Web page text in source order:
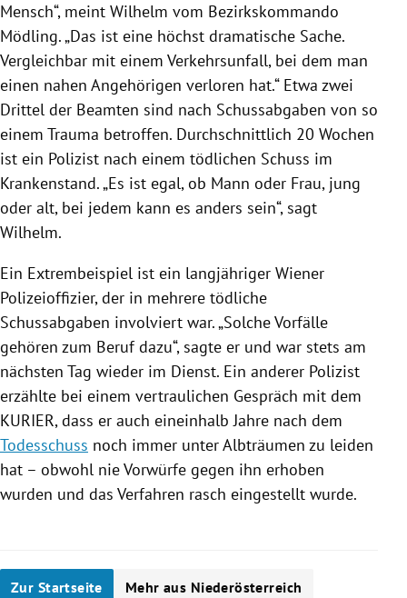
Mensch“, meint Wilhelm vom Bezirkskommando
Mödling. „Das ist eine höchst dramatische Sache.
Vergleichbar mit einem Verkehrsunfall, bei dem man
einen nahen Angehörigen verloren hat.“ Etwa zwei
Drittel der Beamten sind nach Schussabgaben von so
einem Trauma betroffen. Durchschnittlich 20 Wochen
ist ein Polizist nach einem tödlichen Schuss im
Krankenstand. „Es ist egal, ob Mann oder Frau, jung
oder alt, bei jedem kann es anders sein“, sagt
Wilhelm.
Ein Extrembeispiel ist ein langjähriger Wiener
Polizeioffizier, der in mehrere tödliche
Schussabgaben involviert war. „Solche Vorfälle
gehören zum Beruf dazu“, sagte er und war stets am
nächsten Tag wieder im Dienst. Ein anderer Polizist
erzählte bei einem vertraulichen Gespräch mit dem
KURIER, dass er auch eineinhalb Jahre nach dem
Todesschuss noch immer unter Albträumen zu leiden
hat – obwohl nie Vorwürfe gegen ihn erhoben
wurden und das Verfahren rasch eingestellt wurde.
Zur Startseite Mehr aus Niederösterreich